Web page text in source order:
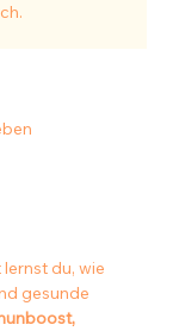
du, wie
gesunde